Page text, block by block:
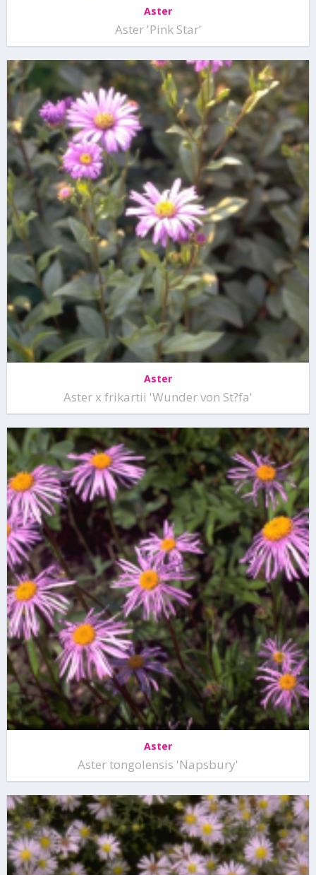
Aster
Aster 'Pink Star'
Aster
Aster x frikartii 'Wunder von St?fa'
Aster
Aster tongolensis 'Napsbury'